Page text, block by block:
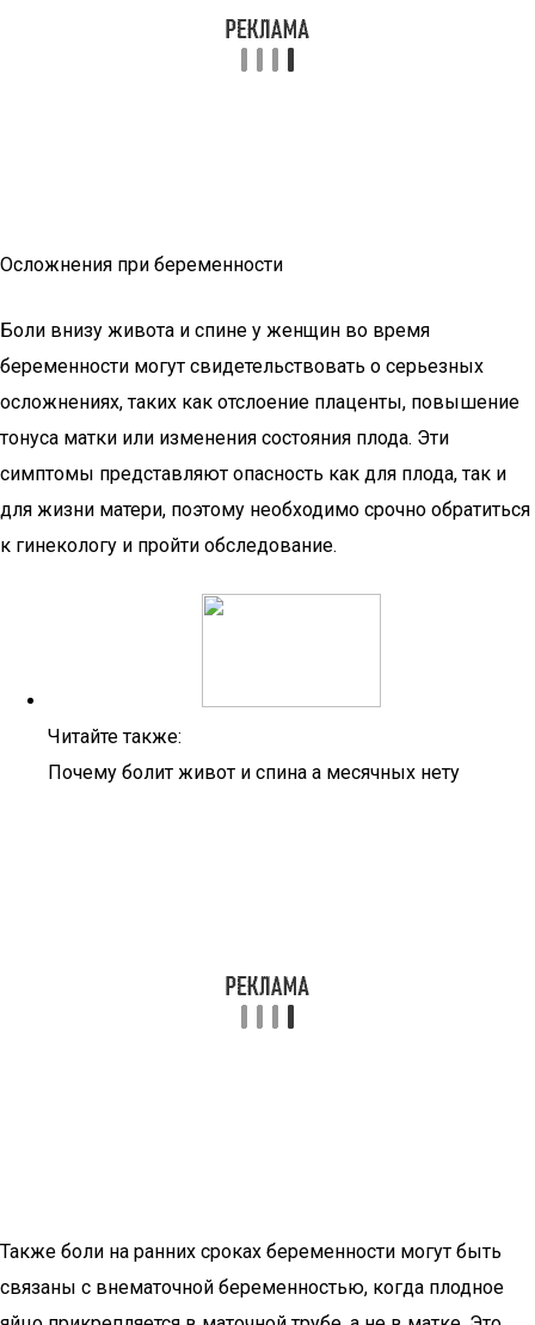
Осложнения при беременности
Боли внизу живота и спине у женщин во время
беременности могут свидетельствовать о серьезных
осложнениях, таких как отслоение плаценты, повышение
тонуса матки или изменения состояния плода. Эти
симптомы представляют опасность как для плода, так и
для жизни матери, поэтому необходимо срочно обратиться
к гинекологу и пройти обследование.
Читайте также:
Почему болит живот и спина а месячных нету
Также боли на ранних сроках беременности могут быть
связаны с внематочной беременностью, когда плодное